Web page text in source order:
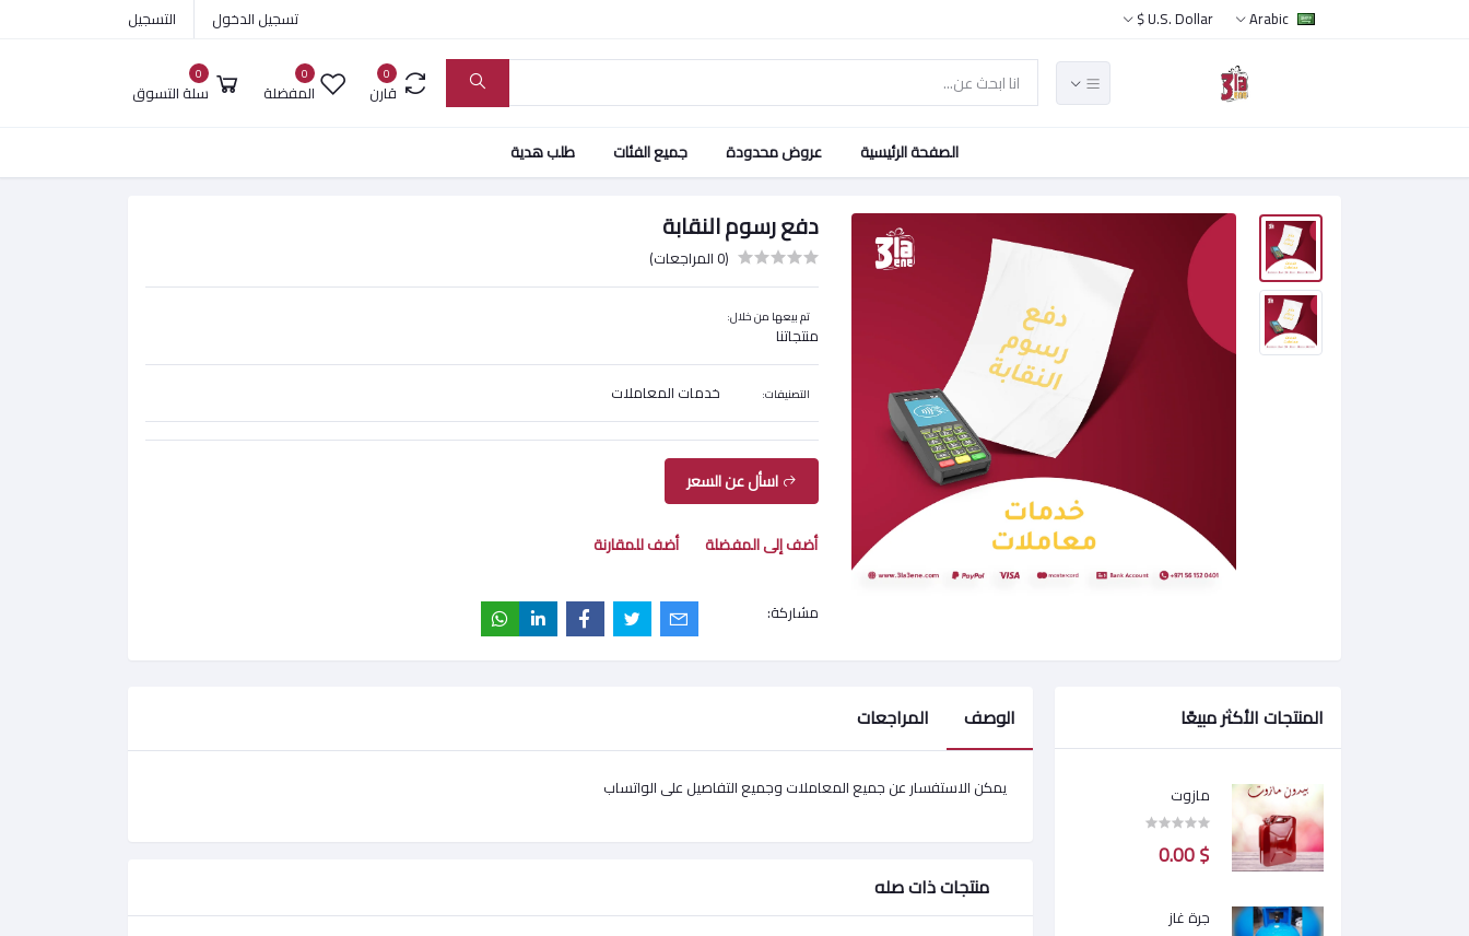
Arabic
U.S. Dollar $ تسجيل الدخول التسجيل
0
قارن
0
المفضلة
0
سلة التسوق
الصفحة الرئيسية عروض محدودة جميع الفئات طلب هدية
دفع رسوم النقابة
(0 المراجعات)
تم بيعها من خلال:
منتجاتنا
التصنيفات: خدمات المعاملات
اسأل عن السعر
أضف إلى المفضلة أضف للمقارنة
مشاركة:
المنتجات الأكثر مبيعًا
مازوت
$ 0.00
جرة غاز
الوصف المراجعات
يمكن الاستفسار عن جميع المعاملات وجميع التفاصيل على الواتساب
منتجات ذات صله